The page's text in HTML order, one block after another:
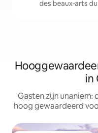
des beaux-arts
in
Gasten zijn
hoog gewaardeerd